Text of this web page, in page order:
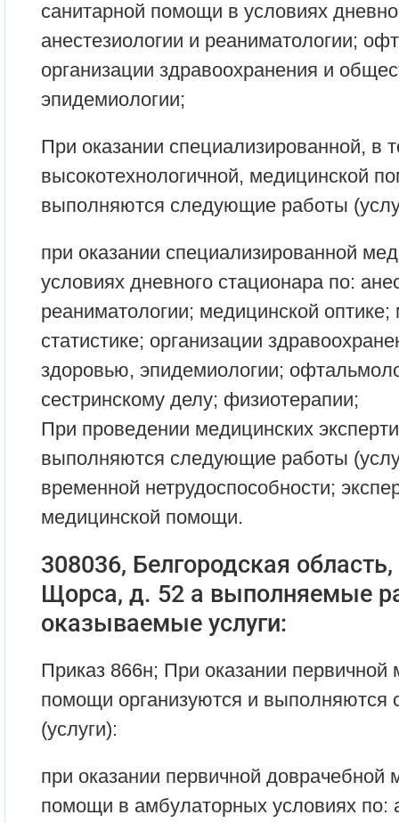
санитарной помощи в условиях
анестезиологии и реаниматологии;
организации здравоохранения и
эпидемиологии;
При оказании специализированной, в
высокотехнологичной, медицинской
выполняются следующие работы
при оказании специализированной
условиях дневного стационара по:
реаниматологии; медицинской
статистике; организации
здоровью, эпидемиологии;
сестринскому делу; физиотерапии;
При проведении медицинских
выполняются следующие работы
временной нетрудоспособности;
медицинской помощи.
308036, Белгородская область,
Щорса, д. 52 а выполняемые
оказываемые услуги:
Приказ 866н; При оказании первичной
помощи организуются и
(услуги):
при оказании первичной доврачебной
помощи в амбулаторных условиях по: